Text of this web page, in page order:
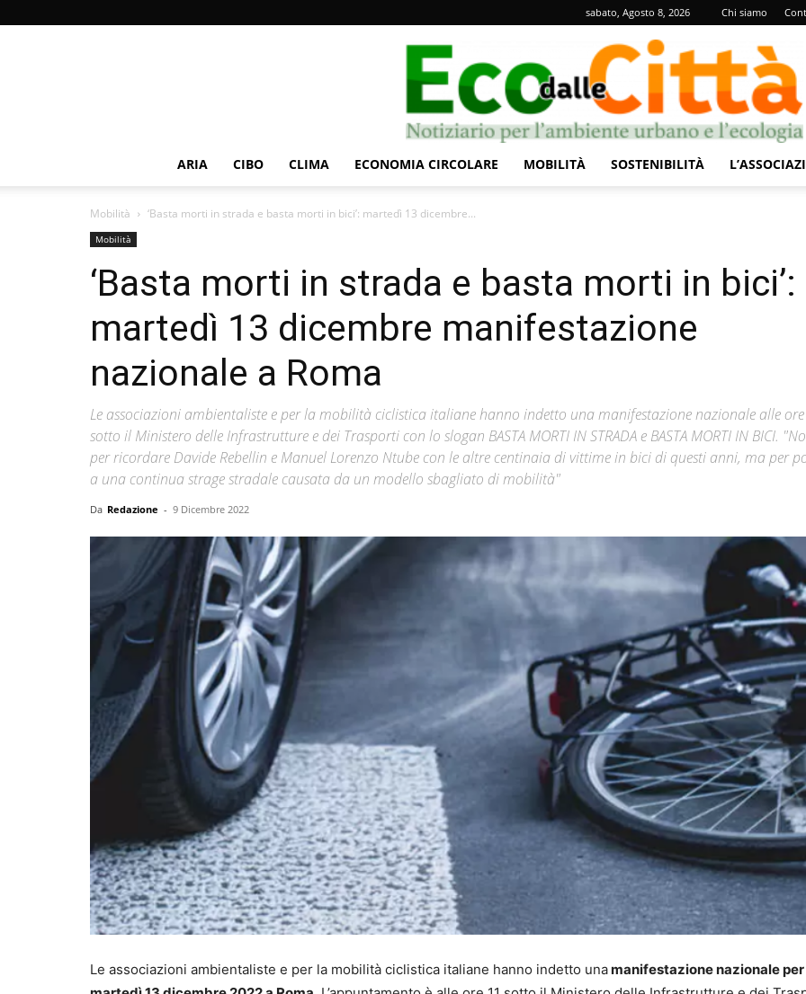
sabato, Agosto 8, 2026 Chi siamo
dalle
Città
ARIA CIBO CLIMA ECONOMIA CIRCOLARE MOBILITÀ SOSTENIBILITÀ
Mobilità ‘Basta morti in strada e basta morti in bici’: martedì 13 dicembre...
Mobilità
‘Basta morti in strada e basta morti in bici’:
martedì 13 dicembre manifestazione
nazionale a Roma
Le associazioni ambientaliste e per la mobilità ciclistica italiane hanno indetto una manifestazione nazionale alle
sotto il Ministero delle Infrastrutture e dei Trasporti con lo slogan BASTA MORTI IN STRADA e BASTA MORTI IN BICI.
per ricordare Davide Rebellin e Manuel Lorenzo Ntube con le altre centinaia di vittime in bici di questi anni, ma per
a una continua strage stradale causata da un modello sbagliato di mobilità"
Da Redazione - 9 Dicembre 2022
Le associazioni ambientaliste e per la mobilità ciclistica italiane hanno indetto unamanifestazione nazionale per